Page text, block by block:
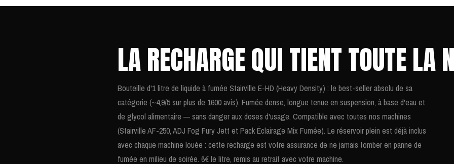
LA RECHARGE QUI TIENT TOUTE LA
Bouteille d'1 litre de liquide à fumée Stairville E-HD (Heavy Density) : le best-seller absolu de sa
catégorie (~4,9/5 sur plus de 1600 avis). Fumée dense, longue tenue en suspension, à base d'eau et
de glycol alimentaire — sans danger aux doses d'usage. Compatible avec toutes nos machines
(Stairville AF-250, ADJ Fog Fury Jett et Pack Éclairage Mix Fumée). Le réservoir plein est déjà inclus
avec chaque machine louée : cette recharge est votre assurance de ne jamais tomber en panne de
fumée en milieu de soirée. 6€ le litre, remis au retrait avec votre machine.